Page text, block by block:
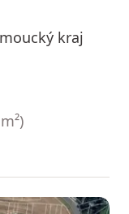
kraj
)